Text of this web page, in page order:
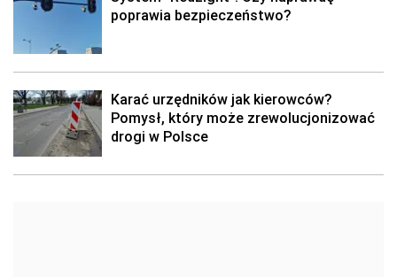
poprawia bezpieczeństwo?
Karać urzędników jak kierowców?
Pomysł, który może zrewolucjonizować
drogi w Polsce